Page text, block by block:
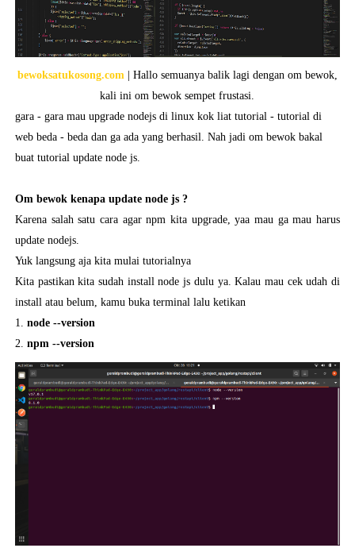
bewoksatukosong.com
| Hallo semuanya balik lagi dengan om bewok,
kali ini om bewok sempet frustasi.
gara - gara mau upgrade nodejs di linux kok liat tutorial - tutorial di
web beda - beda dan ga ada yang berhasil. Nah jadi om bewok bakal
buat tutorial update node js.
Om bewok kenapa update node js ?
Karena salah satu cara agar npm kita upgrade, yaa mau ga mau harus
update nodejs.
Yuk langsung aja kita mulai tutorialnya
Kita pastikan kita sudah install node js dulu ya. Kalau mau cek udah di
install atau belum, kamu buka terminal lalu ketikan
1. node --version
2. npm --version